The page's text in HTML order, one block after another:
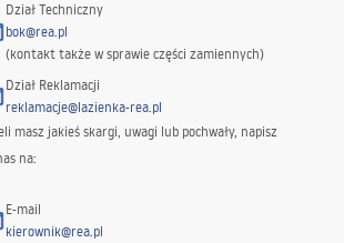
Dział Techniczny
bok@rea.pl
(kontakt także w sprawie części zamiennych)
Dział Reklamacji
reklamacje@lazienka-rea.pl
masz jakieś skargi, uwagi lub pochwały, napisz
na:
E-mail
kierownik@rea.pl